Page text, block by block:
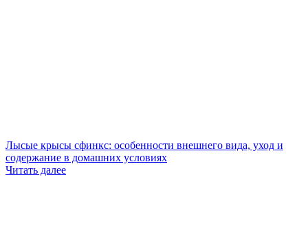
Лысые крысы сфинкс: особенности внешнего вида, уход и
содержание в домашних условиях
Читать далее